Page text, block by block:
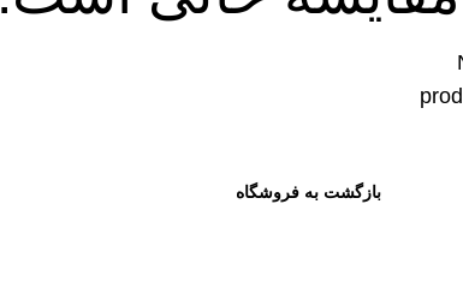
بازگشت به فروشگاه